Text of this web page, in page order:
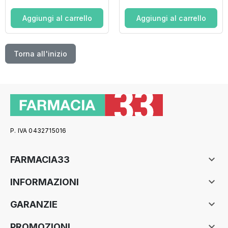
Aggiungi al carrello Aggiungi al carrello
Torna all'inizio
P. IVA 0432715016
FARMACIA33 
INFORMAZIONI 
GARANZIE 